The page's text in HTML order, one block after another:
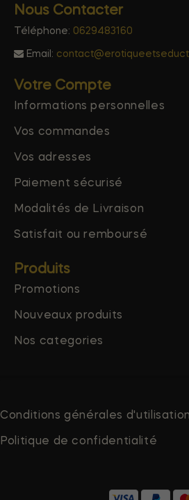
Nous Contacter
Téléphone: 0629483160
Email:
Votre Compte
Informations personnelles
Vos commandes
Vos adresses
Paiement sécurisé
Modalités de Livraison
Satisfait ou remboursé
Produits
Promotions
Nouveaux produits
Nos categories
Conditions générales d'utilisation
Politique de confidentialité